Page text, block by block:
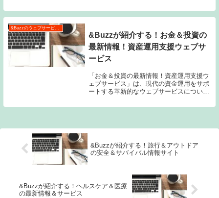
あります。そこで、プライバシーを守るた
めにはどのようなウェブサービスを選ぶべ
&Buzzのウェブサービス特集
&Buzzが紹介する！お金＆投資の
最新情報！資産運用支援ウェブサ
ービス
「お金＆投資の最新情報！資産運用支援ウ
ェブサービス」は、現代の資金運用をサポ
ートする革新的なウェブサービスについて
用支援ウェブサービスの概要とその必要性
&Buzzが紹介する！旅行＆アウトドア
の安全＆サバイバル情報サイト
&Buzzが紹介する！ヘルスケア＆医療
の最新情報＆サービス